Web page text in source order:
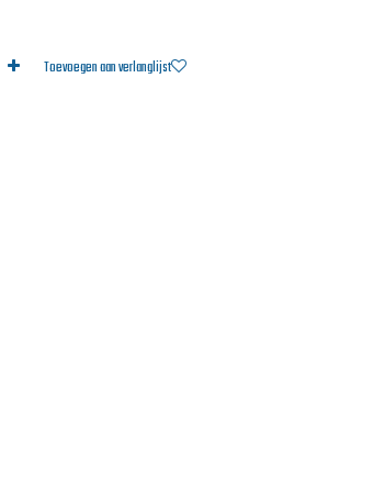
Toevoegen aan verlanglijst